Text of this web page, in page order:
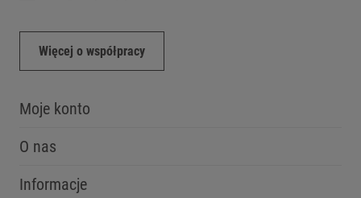
Więcej o współpracy
Moje konto
O nas
Informacje